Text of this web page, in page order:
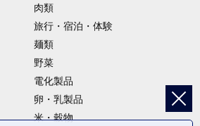
肉類
旅行・宿泊・体験
麺類
野菜
電化製品
卵・乳製品
米・穀物